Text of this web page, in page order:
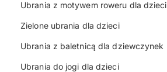
Ubrania z motywem roweru dla dzieci
Zielone ubrania dla dzieci
Ubrania z baletnicą dla dziewczynek
Ubrania do jogi dla dzieci